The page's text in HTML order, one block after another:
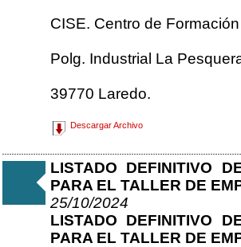
CISE. Centro de
Polg. Industrial La
39770 Laredo.
Descargar Archivo
LISTADO DEFINITIVO
PARA EL TALLER DE
25/10/2024
LISTADO DEFINITIVO
PARA EL TALLER DE